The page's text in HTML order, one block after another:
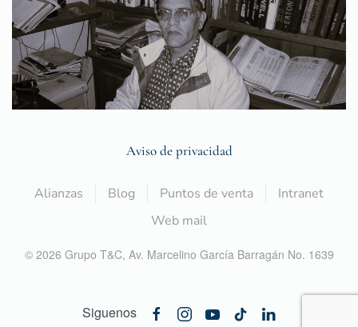
Aviso de privacidad
Alianzas Blog Puntos de venta
Intranet
Web mail
© 2026 Grupo T&C, Av. Marcelino García Barragán No. 1639
Siguenos